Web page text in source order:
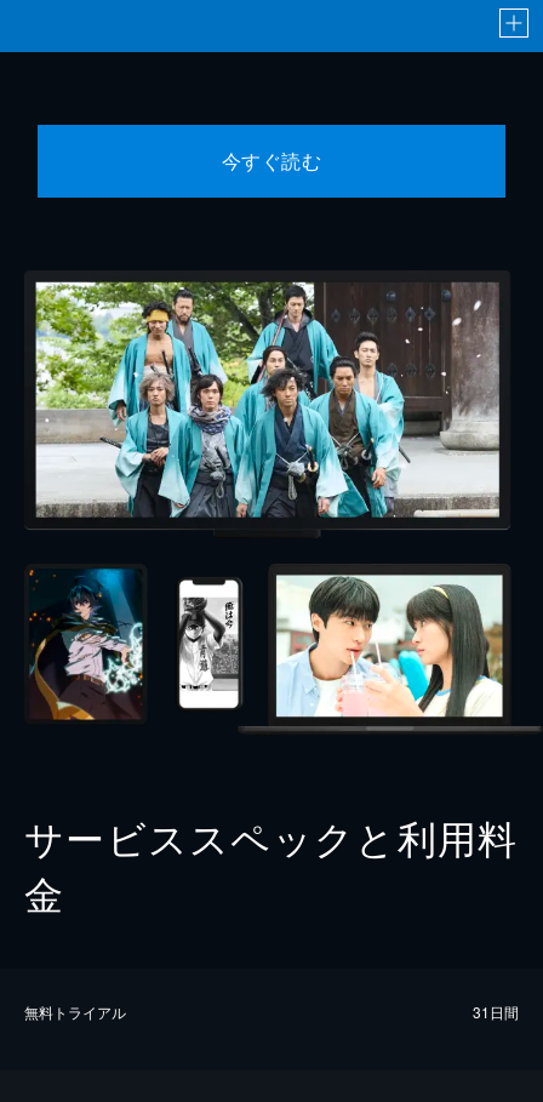
今すぐ読む
サービススペックと利用料
金
無料トライアル 31日間